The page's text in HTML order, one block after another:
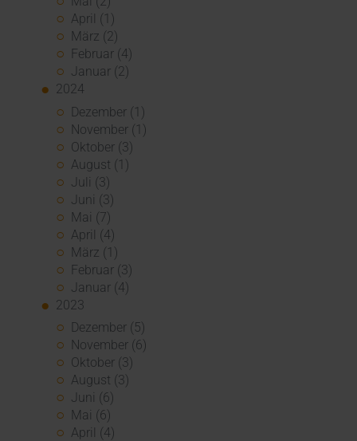
April (1)
März (2)
Februar (4)
Januar (2)
2024
Dezember (1)
November (1)
Oktober (3)
August (1)
Juli (3)
Juni (3)
Mai (7)
April (4)
März (1)
Februar (3)
Januar (4)
2023
Dezember (5)
November (6)
Oktober (3)
August (3)
Juni (6)
Mai (6)
April (4)